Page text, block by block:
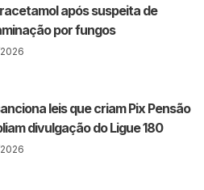
após suspeita de
por fungos
leis que criam Pix Pensão
divulgação do Ligue 180